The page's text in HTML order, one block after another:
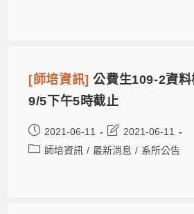
[師培資訊]公費生109-2資
9/5下午5時截止
2021-06-11
2021-06-11
師培資訊 / 最新消息 / 系所公告